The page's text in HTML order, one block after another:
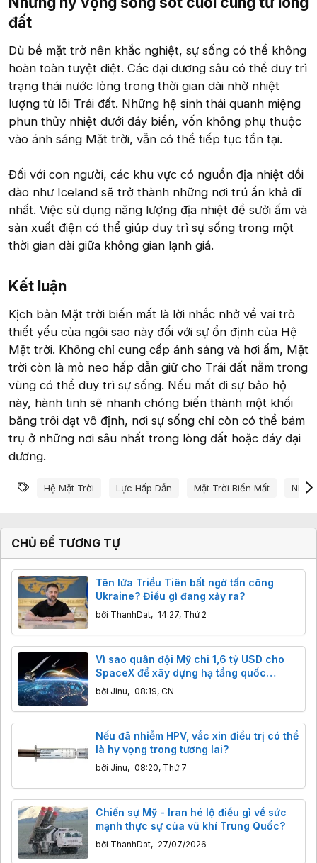
đất​
Dù bề mặt trở nên khắc nghiệt, sự sống có thể không
hoàn toàn tuyệt diệt. Các đại dương sâu có thể duy trì
trạng thái nước lỏng trong thời gian dài nhờ nhiệt
lượng từ lõi Trái đất. Những hệ sinh thái quanh miệng
phun thủy nhiệt dưới đáy biển, vốn không phụ thuộc
vào ánh sáng Mặt trời, vẫn có thể tiếp tục tồn tại.
Đối với con người, các khu vực có nguồn địa nhiệt dồi
dào như Iceland sẽ trở thành những nơi trú ẩn khả dĩ
nhất. Việc sử dụng năng lượng địa nhiệt để sưởi ấm và
sản xuất điện có thể giúp duy trì sự sống trong một
thời gian dài giữa không gian lạnh giá.
Kết luận​
Kịch bản Mặt trời biến mất là lời nhắc nhở về vai trò
thiết yếu của ngôi sao này đối với sự ổn định của Hệ
Mặt trời. Không chỉ cung cấp ánh sáng và hơi ấm, Mặt
trời còn là mỏ neo hấp dẫn giữ cho Trái đất nằm trong
vùng có thể duy trì sự sống. Nếu mất đi sự bảo hộ
này, hành tinh sẽ nhanh chóng biến thành một khối
băng trôi dạt vô định, nơi sự sống chỉ còn có thể bám
trụ ở những nơi sâu nhất trong lòng đất hoặc đáy đại
dương.
Từ khóa
Hệ Mặt Trời Lực Hấp Dẫn Mặt Trời Biến Mất
CHỦ ĐỀ TƯƠNG TỰ
Tên lửa Triều Tiên bất ngờ tấn công
Ukraine? Điều gì đang xảy ra?
bởi ThanhDat, 14:27, Thứ 2
Vì sao quân đội Mỹ chi 1,6 tỷ USD cho
SpaceX để xây dựng hạ tầng quốc
phòng?
bởi Jinu, 08:19, CN
Nếu đã nhiễm HPV, vắc xin điều trị có thể
là hy vọng trong tương lai?
bởi Jinu, 08:20, Thứ 7
Chiến sự Mỹ - Iran hé lộ điều gì về sức
mạnh thực sự của vũ khí Trung Quốc?
bởi ThanhDat, 27/07/2026